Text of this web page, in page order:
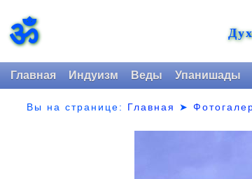
ॐ
Главная Индуизм Веды Упанишады
Вы на странице: Главная ➤